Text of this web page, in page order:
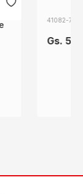
41082-7D9
Gs.